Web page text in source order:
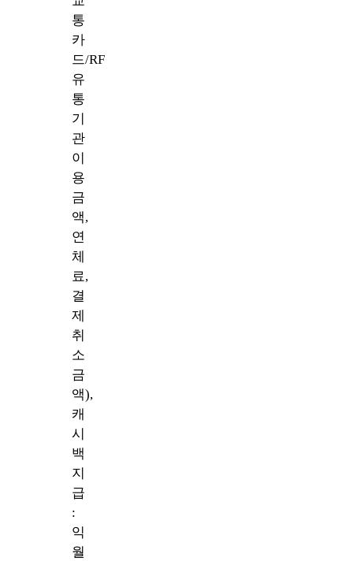
통
카
드/RF
유
통
기
관
이
용
금
액,
연
체
료,
결
제
취
소
금
액),
캐
시
백
지
급
:
익
월